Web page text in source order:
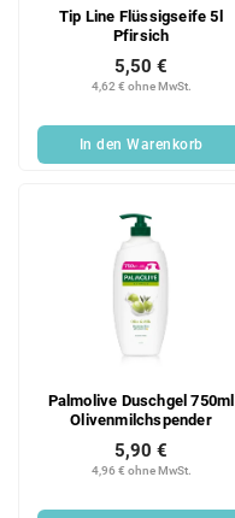
Tip Line Flüssigseife 5l
Pfirsich
4,62 € ohne MwSt.
5,50 €
In den Warenkorb
Palmolive Duschgel 750ml
Olivenmilchspender
4,96 € ohne MwSt.
5,90 €